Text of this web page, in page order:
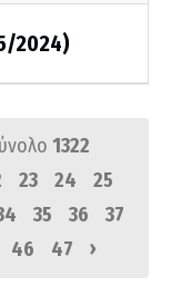
2024)
1322
23 24
25
35 36
37
46 47 ›